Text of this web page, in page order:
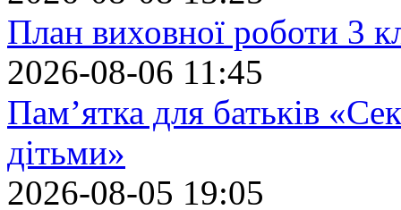
План виховної роботи 3
2026-08-06 11:45
Пам’ятка для батьків
дітьми»
2026-08-05 19:05